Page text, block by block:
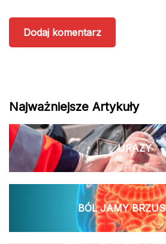
Najważniejsze Artykuły
URAZY
BÓL JAMY